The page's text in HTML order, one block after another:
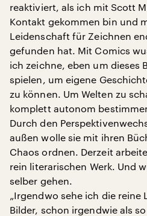
reaktiviert, als ich mit Scott
Kontakt gekommen bin und
Leidenschaft für Zeichnen
gefunden hat. Mit Comics
ich zeichne, eben um dieses
spielen, um eigene
zu können. Um Welten zu
komplett autonom
Durch den
außen wolle sie mit ihren
Chaos ordnen. Derzeit
rein literarischen Werk. Und
selber gehen.
„Irgendwo sehe ich die
Bilder, schon irgendwie als